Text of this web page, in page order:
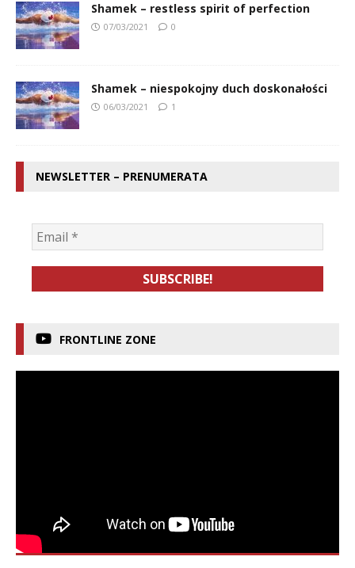
Shamek – restless spirit of perfection
07/03/2021 0
Shamek – niespokojny duch doskonałości
06/03/2021 1
NEWSLETTER – PRENUMERATA
FRONTLINE ZONE